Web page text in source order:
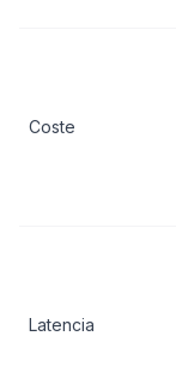
Coste
Latencia